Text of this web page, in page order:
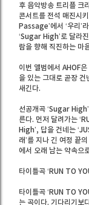
후 음악방송 트리플 크
콘서트를 전석 매진시
Passage’에서 ‘우리’
‘Sugar High’로 달라
람을 향해 직진하는 마
이번 앨범에서 AHOF
을 있는 그대로 곧장 건
새긴다.
선공개곡 ‘Sugar
른다. 먼저 달려가는
High’, 답을 건네는
래’를 지나 긴 여정 끝
에서 오래 남는 약속으
타이틀곡 ‘RUN TO
타이틀곡 ‘RUN TO
는 곡이다. 기다리기보